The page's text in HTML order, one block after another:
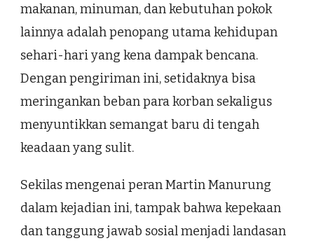
makanan, minuman, dan kebutuhan pokok
lainnya adalah penopang utama kehidupan
sehari-hari yang kena dampak bencana.
Dengan pengiriman ini, setidaknya bisa
meringankan beban para korban sekaligus
menyuntikkan semangat baru di tengah
keadaan yang sulit.
Sekilas mengenai peran Martin Manurung
dalam kejadian ini, tampak bahwa kepekaan
dan tanggung jawab sosial menjadi landasan